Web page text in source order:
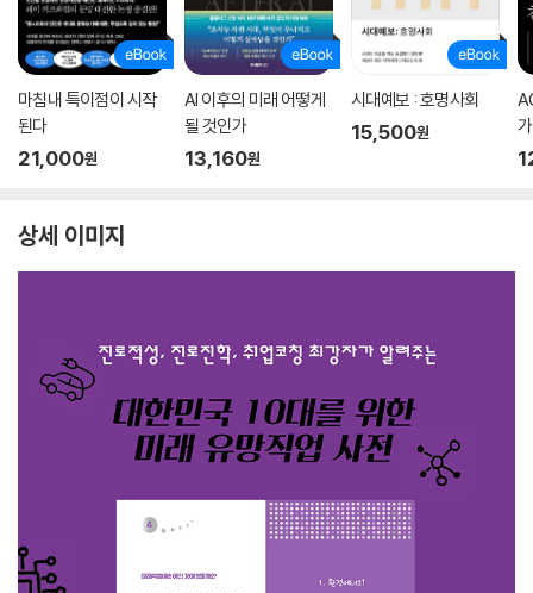
마침내 특이점이 시작
된다
21,000원
AI 이후의 미래 어떻게
될 것인가
13,160원
시대예보 : 호명사회
15,500원
가
상세 이미지